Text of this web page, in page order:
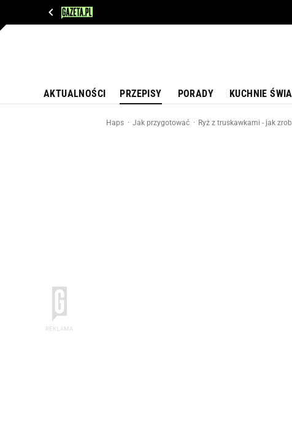
AKTUALNOŚCI PRZEPISY PORADY KUCHNIE
Haps Jak przygotować Ryż z truskawkami - jak